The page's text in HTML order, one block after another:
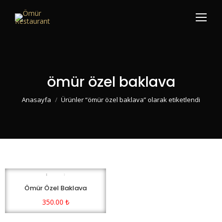
ömür özel baklava
You are here:
Anasayfa Ürünler “ömür özel baklava” olarak etiketlendi
Ömür Özel Baklava
350.00 ₺